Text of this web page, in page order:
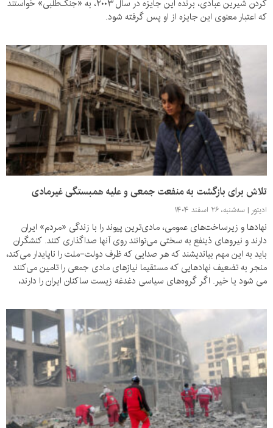
کردن شیرین عبادی، برنده این جایزه در سال ۲۰۰۳، به «جنگ‌طلبی» خواستند
که اعتبار معنوی این جایزه از او پس گرفته شود.
تلاش برای بازگشت به منفعت جمعی و علیه همبستگی غیرمادی
ادیتور سه‌شنبه، ۲۶ اسفند ۱۴۰۴
نهادها و زیرساخت‌های عمومی، مادی‌ترین پیوند را با زندگی «مردم» ایران
دارند و نیروهای ذینفع به سختی می‌توانند روی آنها صداگذاری کنند. کنشگران
باید به این مهم بیاندیشند که هر صدایی که ظرف دولت-ملت را ناپایدار می‌کند،
منجر به تضعیف نهادهایی که مستقیما نیازهای مادی جمعی را تامین می‌کنند
می شود یا خیر. اگر گروه‌های سیاسی دغدغه زیست ساکنان ایران را دارند،